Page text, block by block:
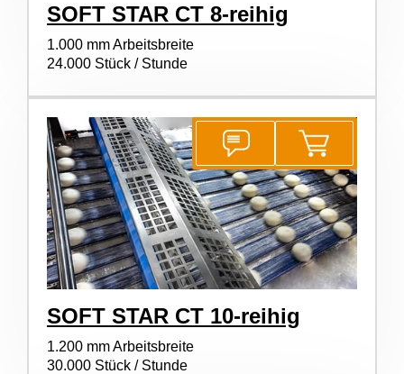
SOFT STAR CT 8-reihig
1.000 mm Arbeitsbreite
24.000 Stück / Stunde
SOFT STAR CT 10-reihig
1.200 mm Arbeitsbreite
30.000 Stück / Stunde